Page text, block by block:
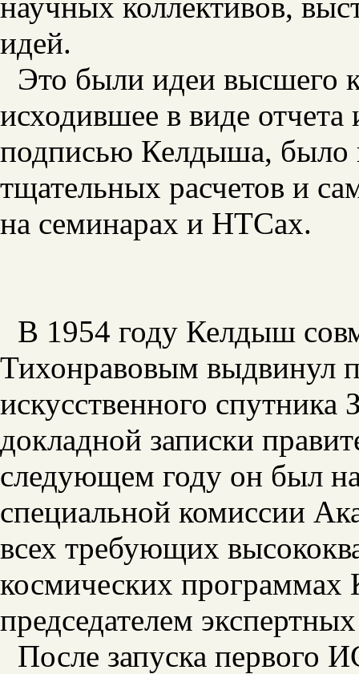
идей.
Это были идеи высшего
исходившее в виде отчета
подписью Келдыша, было
тщательных расчетов и
на семинарах и НТСах.
В 1954 году Келдыш
Тихонравовым выдвинул
искусственного спутника
докладной записки
следующем году он был
специальной комиссии
всех требующих
космических программах
председателем
После запуска первого